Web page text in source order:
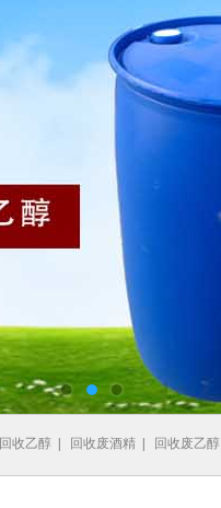
回收乙醇 回收废酒精 回收废乙醇